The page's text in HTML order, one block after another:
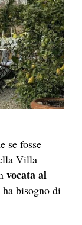
se fosse
Villa
vocata al
ha bisogno di